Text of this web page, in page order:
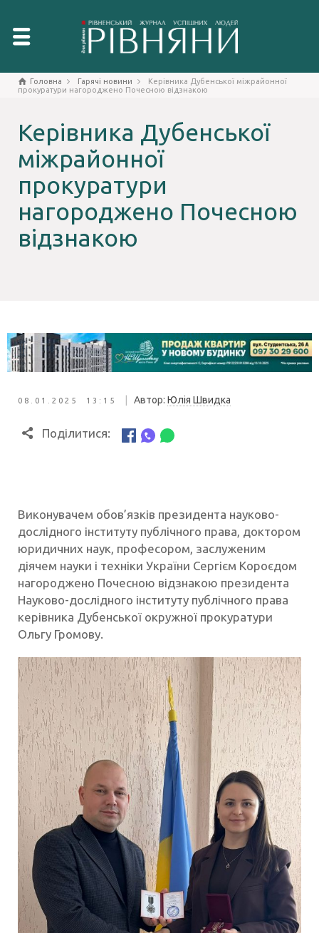
Головна Гарячі новини
Керівника Дубенської міжрайонної
прокуратури нагороджено Почесною відзнакою
Керівника Дубенської
міжрайонної
прокуратури
нагороджено Почесною
відзнакою
08.01.2025 13:15 Автор: Юлія Швидка
Поділитися:
Виконувачем обов’язків президента науково-
дослідного інституту публічного права, доктором
юридичних наук, професором, заслуженим
діячем науки і техніки України Сергієм Короєдом
нагороджено Почесною відзнакою президента
Науково-дослідного інституту публічного права
керівника Дубенської окружної прокуратури
Ольгу Громову.